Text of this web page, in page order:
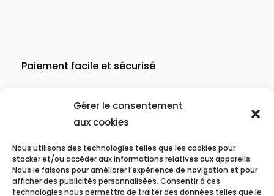
Gérer le consentement
aux cookies
Nous utilisons des technologies telles que les cookies pour
stocker et/ou accéder aux informations relatives aux appareils.
Nous le faisons pour améliorer l’expérience de navigation et pour
afficher des publicités personnalisées. Consentir à ces
technologies nous permettra de traiter des données telles que le
Paiement facile et sécurisé
Livraison